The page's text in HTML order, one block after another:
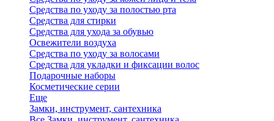
Средства по уходу за полостью рта
Средства для стирки
Средства для ухода за обувью
Освежители воздуха
Средства по уходу за волосами
Средства для укладки и фиксации волос
Подарочные наборы
Косметические серии
Еще
Замки, инструмент, сантехника